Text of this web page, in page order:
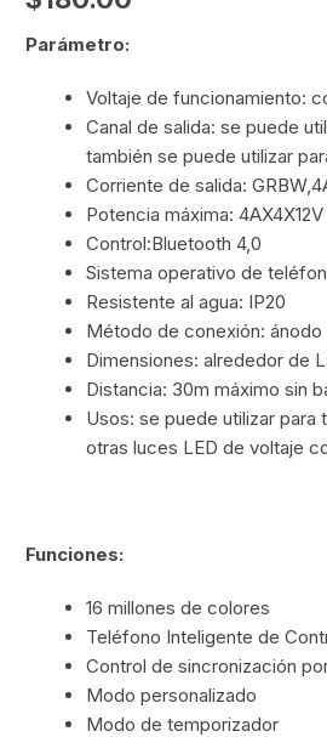
Parámetro:
Voltaje de funcionamiento:
Canal de salida: se puede
también se puede utilizar
Corriente de salida:
Potencia máxima:
Control:Bluetooth 4,0
Sistema operativo de
Resistente al agua: IP20
Método de conexión: ánodo
Dimensiones: alrededor de
Distancia: 30m máximo sin
Usos: se puede utilizar para
otras luces LED de voltaje
Funciones:
16 millones de colores
Teléfono Inteligente de
Control de sincronización
Modo personalizado
Modo de temporizador